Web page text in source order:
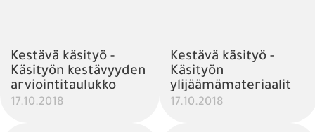
Kestävä käsityö -
Käsityön kestävyyden
arviointitaulukko
17.10.2018
Kestävä käsityö -
Käsityön
ylijäämämateriaalit
17.10.2018